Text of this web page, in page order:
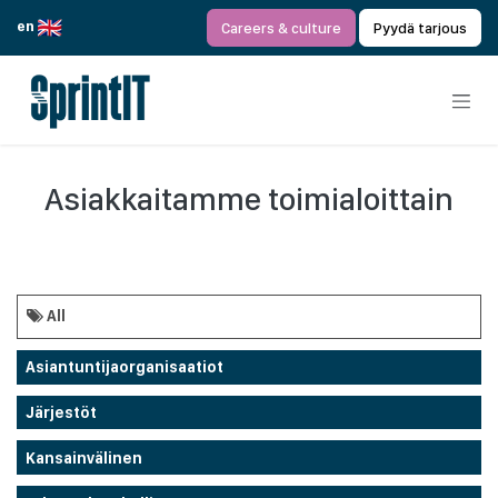
en
Careers & culture Pyydä tarjous
Asiakkaitamme toimialoittain
All
Asiantuntijaorganisaatiot
Järjestöt
Kansainvälinen